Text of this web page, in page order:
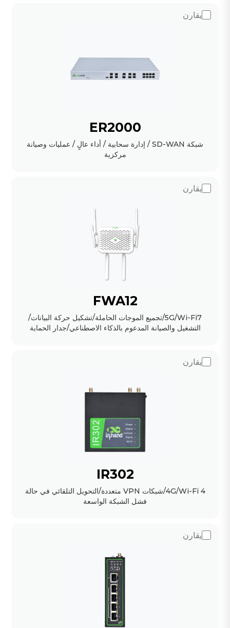
يقارن
ER2000
شبكة SD-WAN / إدارة سحابية / أداء عالٍ / عمليات وصيانة
مركزية
يقارن
FWA12
5G/Wi-Fi7/تجميع الموجات الحاملة/تشكيل حركة البيانات/
التشغيل والصيانة المدعوم بالذكاء الاصطناعي/جدار الحماية
يقارن
IR302
4G/Wi-Fi 4/شبكات VPN متعددة/التحويل التلقائي في حالة
فشل الشبكة الواسعة
يقارن